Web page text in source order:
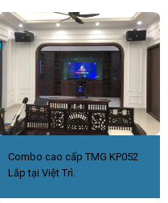
Combo cao cấp TMG KP052
Lắp tại Việt Trì.